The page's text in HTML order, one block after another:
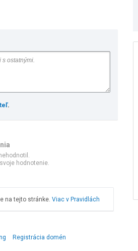
.
hodnotenie.
na tejto stránke. Viac v Pravidlách
Registrácia domén